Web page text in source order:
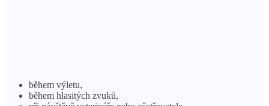
během výletu,
během hlasitých zvuků,